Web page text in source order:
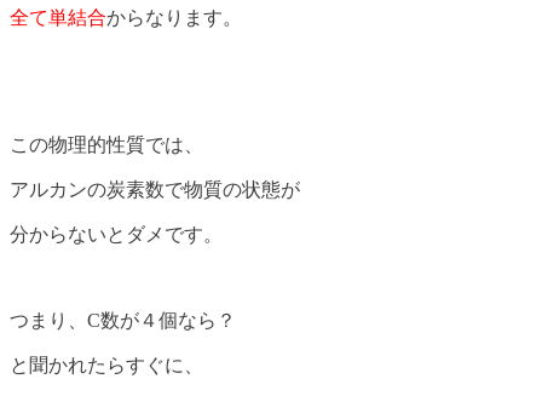
全て単結合からなります。
この物理的性質では、
アルカンの炭素数で物質の状態が
分からないとダメです。
つまり、C数が４個なら？
と聞かれたらすぐに、